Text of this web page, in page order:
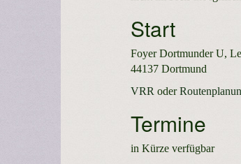
Start
Foyer Dortmunder U,
44137 Dortmund
VRR oder
Termine
in Kürze verfügbar